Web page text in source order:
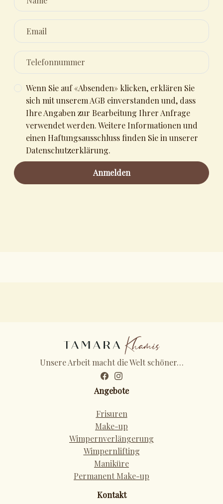
Wenn Sie auf «Absenden» klicken, erklären Sie
sich mit unserem AGB einverstanden und, dass
Ihre Angaben zur Bearbeitung Ihrer Anfrage
verwendet werden. Weitere Informationen und
einen Haftungsausschluss finden Sie in unserer
Datenschutzerklärung.
Anmelden
Angebote
Frisuren
Make-up
Wimpernverlängerung
Wimpernlifting
Maniküre
Permanent Make-up
Kontakt
Unsere Arbeit macht die Welt schöner…